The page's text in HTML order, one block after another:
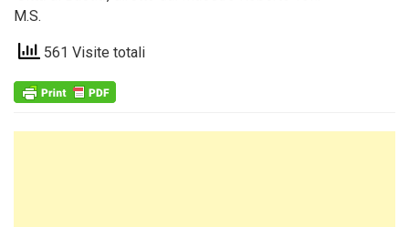
M.S.
561 Visite totali